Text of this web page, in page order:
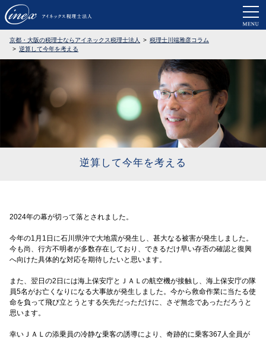
京都・大阪で税務調査に強い税理士な
京都・大阪の税理士ならアイネックス税理士法人
税理士川端雅彦コラム
逆算して今年を考える
逆算して今年を考える
2024年の幕が切って落とされました。
今年の1月1日に石川県沖で大地震が発生し、甚大なる被害が発生しました。
今も尚、行方不明者が多数存在しており、できるだけ早い存否の確認と復興
へ向けた具体的な対応を期待したいと思います。
また、翌日の2日には海上保安庁とＪＡＬの航空機が接触し、海上保安庁の隊
員5名がお亡くなりになる大事故が発生しました。今から救命作業に当たる使
命を負って飛び立とうとする矢先だっただけに、さぞ無念であっただろうと
思います。
幸いＪＡＬの添乗員の冷静な乗客の誘導により、奇跡的に乗客367人全員が